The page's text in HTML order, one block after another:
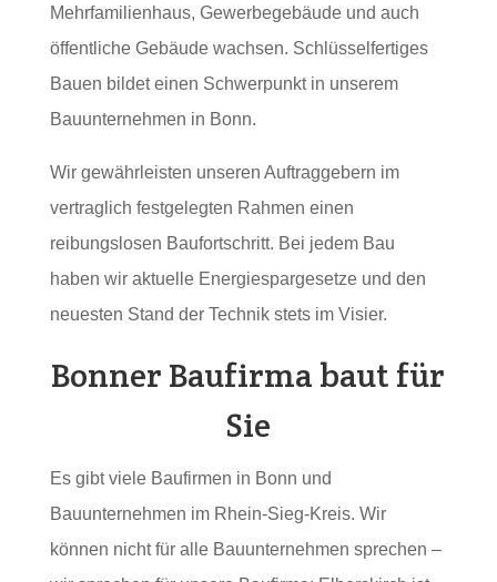
Mehrfamilienhaus, Gewerbegebäude und auch
öffentliche Gebäude wachsen. Schlüsselfertiges
Bauen bildet einen Schwerpunkt in unserem
Bauunternehmen in Bonn.
Wir gewährleisten unseren Auftraggebern im
vertraglich festgelegten Rahmen einen
reibungslosen Baufortschritt. Bei jedem Bau
haben wir aktuelle Energiespargesetze und den
neuesten Stand der Technik stets im Visier.
Bonner Baufirma baut für
Sie
Es gibt viele Baufirmen in Bonn und
Bauunternehmen im Rhein-Sieg-Kreis. Wir
können nicht für alle Bauunternehmen sprechen –